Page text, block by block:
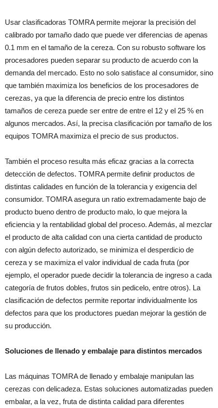
Usar clasificadoras TOMRA permite mejorar la precisión del
calibrado por tamaño dado que puede ver diferencias de apenas
0.1 mm en el tamaño de la cereza. Con su robusto software los
procesadores pueden separar su producto de acuerdo con la
demanda del mercado. Esto no solo satisface al consumidor, sino
que también maximiza los beneficios de los procesadores de
cerezas, ya que la diferencia de precio entre los distintos
tamaños de cereza puede ser entre de entre el 12 y el 25 % en
algunos mercados. Así, la precisa clasificación por tamaño de los
equipos TOMRA maximiza el precio de sus productos.
También el proceso resulta más eficaz gracias a la correcta
detección de defectos. TOMRA permite definir productos de
distintas calidades en función de la tolerancia y exigencia del
consumidor. TOMRA asegura un ratio extremadamente bajo de
producto bueno dentro de producto malo, lo que mejora la
eficiencia y la rentabilidad global del proceso. Además, al mezclar
el producto de alta calidad con una cierta cantidad de producto
con algún defecto autorizado, se minimiza el desperdicio de
cereza y se maximiza el valor individual de cada fruta (por
ejemplo, el operador puede decidir la tolerancia de ingreso a cada
categoría de frutos dobles, frutos sin pedicelo, entre otros). La
clasificación de defectos permite reportar individualmente los
defectos para que los productores puedan mejorar la gestión de
su producción.
Soluciones de llenado y embalaje para distintos mercados
Las máquinas TOMRA de llenado y embalaje manipulan las
cerezas con delicadeza. Estas soluciones automatizadas pueden
embalar, a la vez, fruta de distinta calidad para diferentes